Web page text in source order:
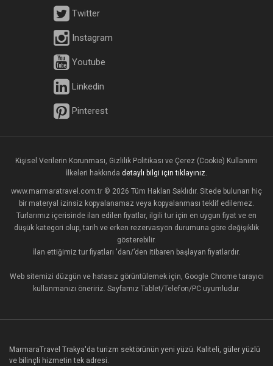
Twitter
Instagram
Youtube
Linkedin
Pinterest
Kişisel Verilerin Korunması, Gizlilik Politikası ve Çerez (Cookie) Kullanımı
İlkeleri hakkında detaylı bilgi için tıklayınız.
www.marmaratravel.com.tr © 2026 Tüm Hakları Saklıdır. Sitede bulunan hiç
bir materyal izinsiz kopyalanamaz veya kopyalanması teklif edilemez.
Turlarımız içerisinde ilan edilen fiyatlar, ilgili tur için en uygun fiyat ve en
düşük kategori olup, tarih ve erken rezervasyon durumuna göre değişiklik
gösterebilir.
İlan ettiğimiz tur fiyatları 'dan/’den itibaren başlayan fiyatlardır.
Web sitemizi düzgün ve hatasız görüntülemek için, Google Chrome tarayıcı
kullanmanızı öneririz. Sayfamız Tablet/Telefon/PC uyumludur.
MarmaraTravel Trakya'da turizm sektörünün yeni yüzü. Kaliteli, güler yüzlü
ve bilinçli hizmetin tek adresi.